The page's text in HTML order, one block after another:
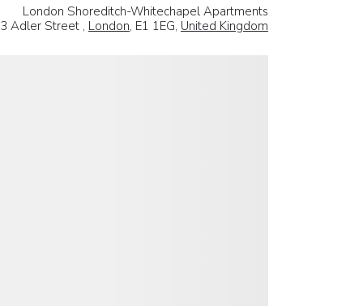
London Shoreditch-Whitechapel Apartments
Adler Street , London, E1 1EG, United Kingdom